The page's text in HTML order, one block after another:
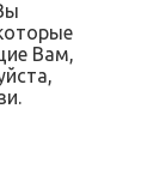
Вам,